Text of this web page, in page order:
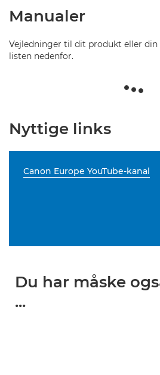
Manualer
Vejledninger til dit produkt eller
listen nedenfor.
Nyttige links
Canon Europe YouTube-kanal
Du har måske
...